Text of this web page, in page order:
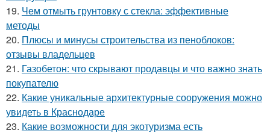
19. Чем отмыть грунтовку с стекла: эффективные
методы
20. Плюсы и минусы строительства из пеноблоков:
отзывы владельцев
21. Газобетон: что скрывают продавцы и что важно знать
покупателю
22. Какие уникальные архитектурные сооружения можно
увидеть в Краснодаре
23. Какие возможности для экотуризма есть